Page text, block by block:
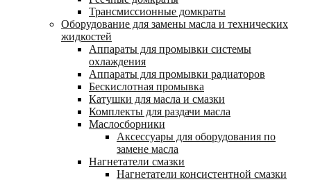
Трансмиссионные домкраты
Оборудование для замены масла и технических
жидкостей
Аппараты для промывки системы
охлаждения
Аппараты для промывки радиаторов
Бескислотная промывка
Катушки для масла и смазки
Комплекты для раздачи масла
Маслосборники
Аксессуары для оборудования по
замене масла
Нагнетатели смазки
Нагнетатели консистентной смазки